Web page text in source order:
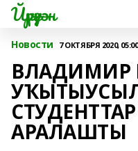
Йүрүҙән
Новости 7 ОКТЯБРЯ 2020, 05:00
ВЛАДИМИР
АРАЛАШТЫ